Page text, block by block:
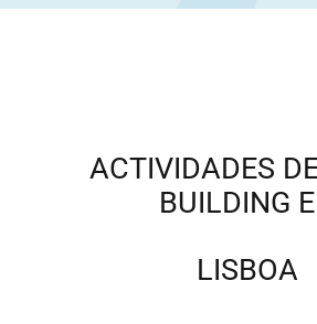
ACTIVIDADES
BUILDING
LISBOA